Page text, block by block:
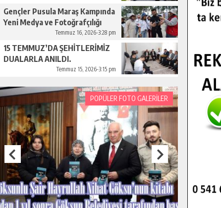
Gençler Pusula Maraş Kampında
Yeni Medya ve Fotoğrafçılığı
Temmuz 16, 2026-3:28 pm
15 TEMMUZ’DA ŞEHİTLERİMİZ
DUALARLA ANILDI.
Temmuz 15, 2026-3:15 pm
POPÜLER FOTO GALERİLER